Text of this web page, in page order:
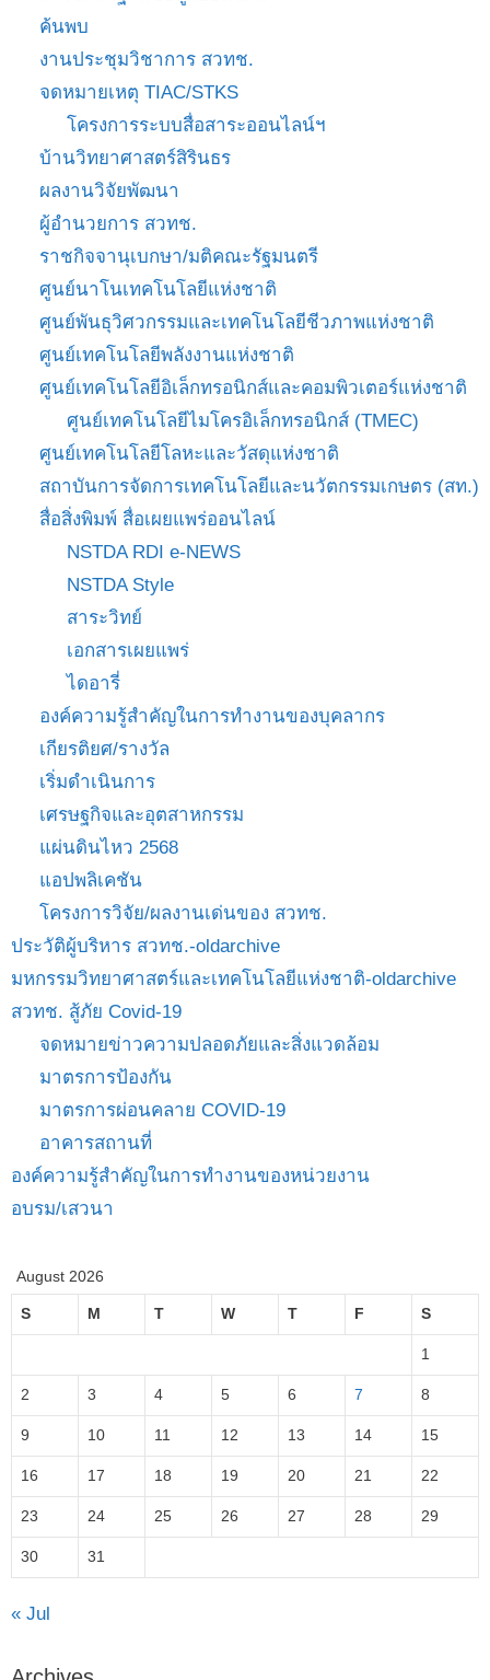
ค้นพบ
งานประชุมวิชาการ สวทช.
จดหมายเหตุ TIAC/STKS
โครงการระบบสื่อสาระออนไลน์ฯ
บ้านวิทยาศาสตร์สิรินธร
ผลงานวิจัยพัฒนา
ผู้อำนวยการ สวทช.
ราชกิจจานุเบกษา/มติคณะรัฐมนตรี
ศูนย์นาโนเทคโนโลยีแห่งชาติ
ศูนย์พันธุวิศวกรรมและเทคโนโลยีชีวภาพแห่งชาติ
ศูนย์เทคโนโลยีพลังงานแห่งชาติ
ศูนย์เทคโนโลยีอิเล็กทรอนิกส์และคอมพิวเตอร์แห่งชาติ
ศูนย์เทคโนโลยีไมโครอิเล็กทรอนิกส์ (TMEC)
ศูนย์เทคโนโลยีโลหะและวัสดุแห่งชาติ
สถาบันการจัดการเทคโนโลยีและนวัตกรรมเกษตร (สท.)
สื่อสิ่งพิมพ์ สื่อเผยแพร่ออนไลน์
NSTDA RDI e-NEWS
NSTDA Style
สาระวิทย์
เอกสารเผยแพร่
ไดอารี่
องค์ความรู้สำคัญในการทำงานของบุคลากร
เกียรติยศ/รางวัล
เริ่มดำเนินการ
เศรษฐกิจและอุตสาหกรรม
แผ่นดินไหว 2568
แอปพลิเคชัน
โครงการวิจัย/ผลงานเด่นของ สวทช.
ประวัติผู้บริหาร สวทช.-oldarchive
มหกรรมวิทยาศาสตร์และเทคโนโลยีแห่งชาติ-oldarchive
สวทช. สู้ภัย Covid-19
จดหมายข่าวความปลอดภัยและสิ่งแวดล้อม
มาตรการป้องกัน
มาตรการผ่อนคลาย COVID-19
อาคารสถานที่
องค์ความรู้สำคัญในการทำงานของหน่วยงาน
อบรม/เสวนา
August 2026
S M T W T F S
1
2 3 4 5 6 7 8
9 10 11 12 13 14 15
16 17 18 19 20 21 22
23 24 25 26 27 28 29
30 31
« Jul